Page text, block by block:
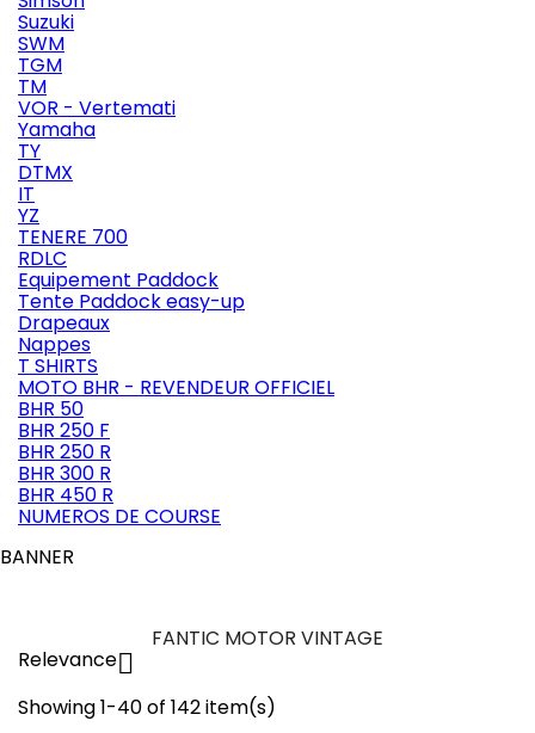
Suzuki
SWM
TGM
TM
VOR - Vertemati
Yamaha
TY
DTMX
IT
YZ
TENERE 700
RDLC
Equipement Paddock
Tente Paddock easy-up
Drapeaux
Nappes
T SHIRTS
MOTO BHR - REVENDEUR OFFICIEL
BHR 50
BHR 250 F
BHR 250 R
BHR 300 R
BHR 450 R
NUMEROS DE COURSE
BANNER
FANTIC MOTOR VINTAGE
Relevance
Showing 1-40 of 142 item(s)